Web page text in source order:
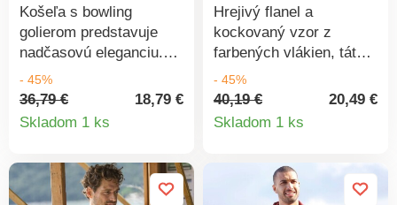
nad rámec platných
noriem. Možno prať v
práčke.
Košeľa s bowling
golierom predstavuje
nadčasovú eleganciu.
Skvelá do každého
mestského šatníka. Z
polycotonu s textúrou.
Vpredu gombíková léga.
Krátke rukávy. Vzadu
- 45%
36,79 €
18,79 €
Skladom 1 ks
Detail
Hrejivý flanel a
kockovaný vzor z
farbených vlákien, táto
pánska košeľa bude
vždy skvelou voľbou.
Jemná hrejivá košeľa.
Golier, gombíky v
špičkách. Gombíková
- 45%
40,19 €
20,49 €
Skladom 1 ks
Detail